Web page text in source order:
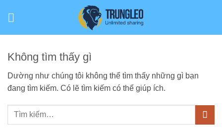
Không tìm thấy gì
Dường như chúng tôi không thể tìm thấy những gì bạn
đang tìm kiếm. Có lẽ tìm kiếm có thể giúp ích.